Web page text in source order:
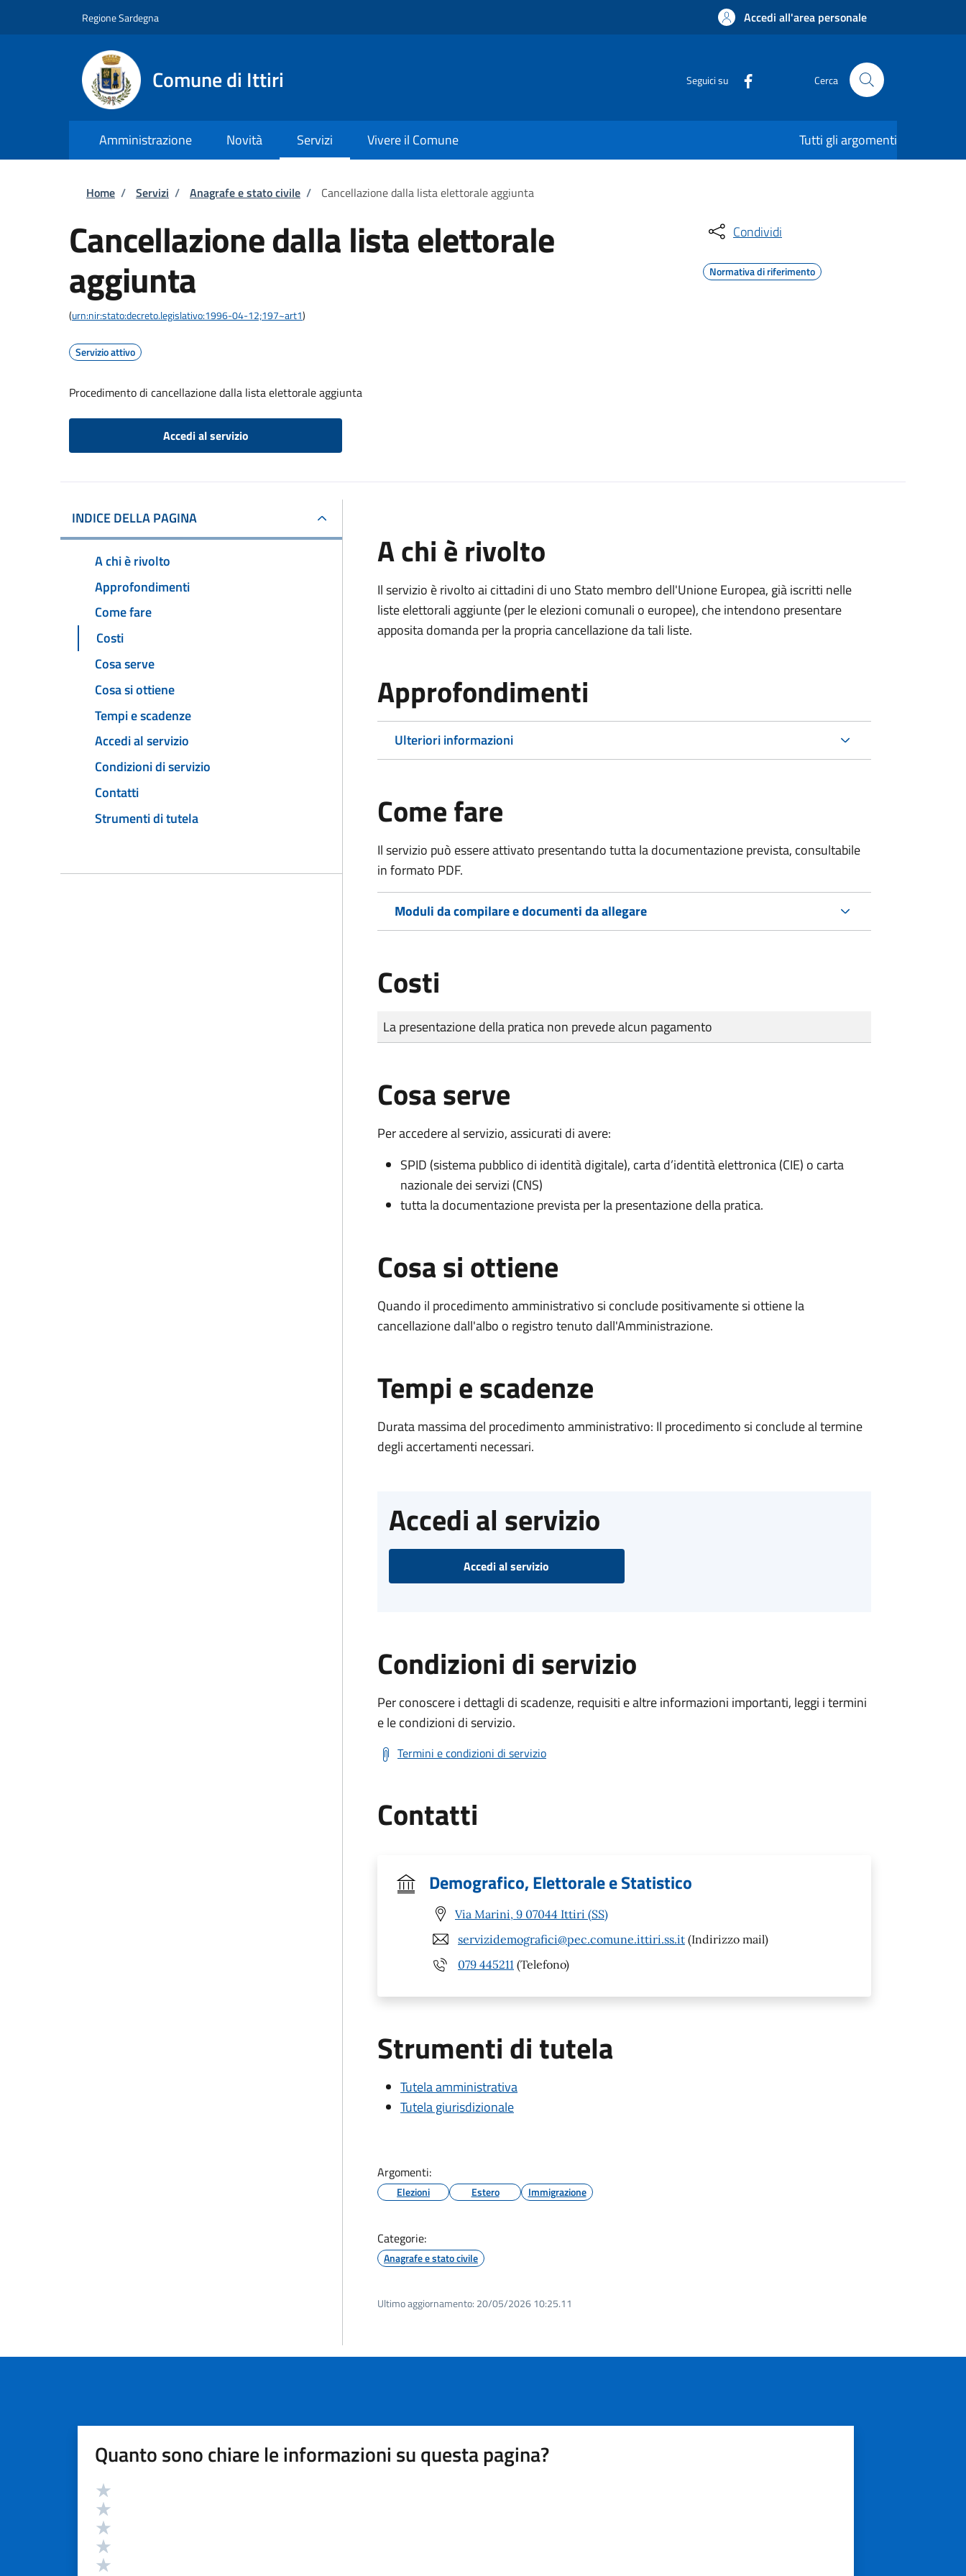
Regione Sardegna Accedi all'area personale
Comune di Ittiri Seguici su Cerca
Amministrazione Novità Servizi Vivere il Comune Tutti gli argomenti
Briciole di pane
Home / Servizi / Anagrafe e stato civile / Cancellazione dalla lista elettorale aggiunta
Cancellazione dalla lista elettorale
aggiunta
(urn:nir:stato:decreto.legislativo:1996-04-12;197~art1)
Servizio attivo
Procedimento di cancellazione dalla lista elettorale aggiunta
Accedi al servizio
Condividi
Normativa di riferimento
INDICE DELLA PAGINA
A chi è rivolto
Approfondimenti
Come fare
Costi
Cosa serve
Cosa si ottiene
Tempi e scadenze
Accedi al servizio
Condizioni di servizio
Contatti
Strumenti di tutela
A chi è rivolto
Il servizio è rivolto ai cittadini di uno Stato membro dell'Unione Europea, già iscritti nelle
liste elettorali aggiunte (per le elezioni comunali o europee), che intendono presentare
apposita domanda per la propria cancellazione da tali liste.
Approfondimenti
Ulteriori informazioni
Come fare
Il servizio può essere attivato presentando tutta la documentazione prevista, consultabile
in formato PDF.
Moduli da compilare e documenti da allegare
Costi
Tipo di pagamento
Importo
La presentazione della pratica non prevede alcun pagamento
Cosa serve
Per accedere al servizio, assicurati di avere:
SPID (sistema pubblico di identità digitale), carta d’identità elettronica (CIE) o carta
nazionale dei servizi (CNS)
tutta la documentazione prevista per la presentazione della pratica.
Cosa si ottiene
Quando il procedimento amministrativo si conclude positivamente si ottiene la
cancellazione dall'albo o registro tenuto dall'Amministrazione.
Tempi e scadenze
Durata massima del procedimento amministrativo: Il procedimento si conclude al termine
degli accertamenti necessari.
Accedi al servizio
Accedi al servizio
Condizioni di servizio
Per conoscere i dettagli di scadenze, requisiti e altre informazioni importanti, leggi i termini
e le condizioni di servizio.
Termini e condizioni di servizio
Contatti
Demografico, Elettorale e Statistico
Via Marini, 9 07044 Ittiri (SS)
servizidemografici@pec.comune.ittiri.ss.it (Indirizzo mail)
079 445211 (Telefono)
Strumenti di tutela
Tutela amministrativa
Tutela giurisdizionale
Argomenti:
Elezioni Estero Immigrazione
Categorie:
Anagrafe e stato civile
Ultimo aggiornamento: 20/05/2026 10:25.11
Quanto sono chiare le informazioni su questa pagina?
Valutazione